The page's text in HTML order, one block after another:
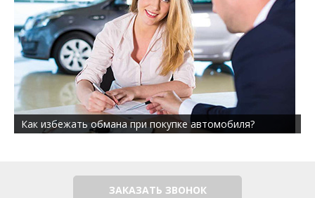
Как избежать обмана при покупке автомобиля?
ЗАКАЗАТЬ ЗВОНОК